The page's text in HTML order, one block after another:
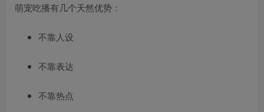
萌宠吃播有几个天然优势：
不靠人设
不靠表达
不靠热点